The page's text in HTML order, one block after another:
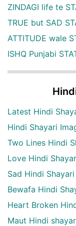
ZINDAGI life te
TRUE but SAD
ATTITUDE wale
ISHQ Punjabi
Latest Hindi
Hindi Shayari
Two Lines Hindi
Love Hindi
Sad Hindi Shayari
Bewafa Hindi
Heart Broken
Maut Hindi